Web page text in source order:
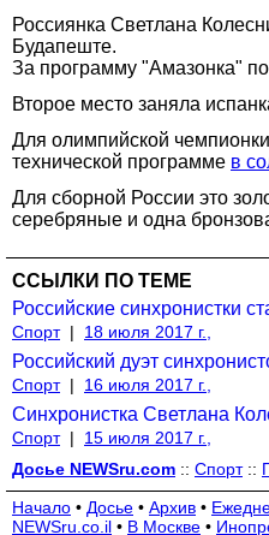
Россиянка Светлана
Будапеште.
За программу "Амазонка"
Второе место заняла
Для олимпийской
технической программе в
Для сборной России это
серебряные и одна
ССЫЛКИ ПО ТЕМЕ
Российские синхронистки
Спорт | 18 июля 2017 г.,
Российский дуэт
Спорт | 16 июля 2017 г.,
Синхронистка Светлана
Спорт |
15 июля 2017 г.,
Досье NEWSru.com :: Спорт::
Начало • Досье • Архив •
NEWSru.co.il • В Москве •